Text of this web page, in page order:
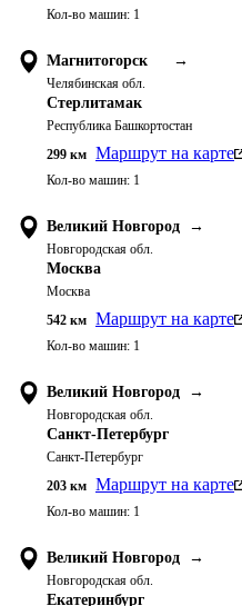
Кол-во машин: 1
Магнитогорск →
Челябинская обл.
Стерлитамак
Республика Башкортостан
299 км Маршрут на карте
Кол-во машин: 1
Великий Новгород →
Новгородская обл.
Москва
Москва
542 км Маршрут на карте
Кол-во машин: 1
Великий Новгород →
Новгородская обл.
Санкт-Петербург
Санкт-Петербург
203 км Маршрут на карте
Кол-во машин: 1
Великий Новгород →
Новгородская обл.
Екатеринбург